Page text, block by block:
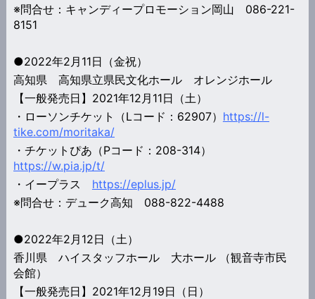
※問合せ：キャンディープロモーション岡山 086-221-
8151
●2022年2月11日（金祝）
高知県 高知県立県民文化ホール オレンジホール
【一般発売日】2021年12月11日（土）
・ローソンチケット（Lコード：62907） https://l-
tike.com/moritaka/
・チケットぴあ（Pコード：208-314）
https://w.pia.jp/t/
・イープラス https://eplus.jp/
※問合せ：デューク高知 088-822-4488
●2022年2月12日（土）
香川県 ハイスタッフホール 大ホール （観音寺市民
会館）
【一般発売日】2021年12月19日（日）